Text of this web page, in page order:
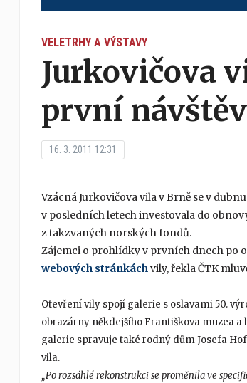
VELETRHY A VÝSTAVY
Jurkovičova
první
16. 3. 2011 12:31
Vzácná Jurkovičova vila v Brně se v
v posledních letech investovala do
z takzvaných norských fondů.
Zájemci o prohlídky v prvních dnech po
webových stránkáchvily, řekla ČTK
Otevření vily spojí galerie s oslavami 50.
obrazárny někdejšího Františkova muzea
galerie spravuje také rodný dům Josefa
vila.
„Po rozsáhlé rekonstrukci se proměnila ve